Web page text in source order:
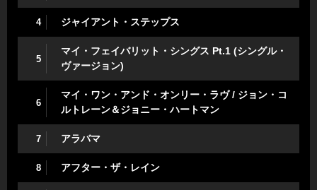
4 ジャイアント・ステップス
5
マイ・フェイバリット・シングス Pt.1 (シングル・
ヴァージョン)
6
マイ・ワン・アンド・オンリー・ラヴ / ジョン・コ
ルトレーン＆ジョニー・ハートマン
7 アラバマ
8 アフター・ザ・レイン